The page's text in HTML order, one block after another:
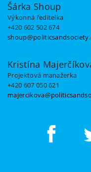
Šárka Shoup
Výkonná ředitelka
+420 602 502 674
Kristína
Projektová manažerka
+420 607 050 621